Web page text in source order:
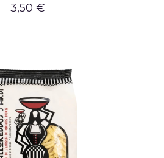
3,50 €